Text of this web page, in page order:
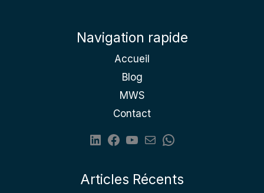
Navigation rapide
Accueil
Blog
MWS
Contact
Articles Récents